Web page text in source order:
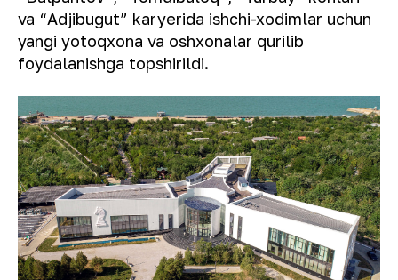
va “Adjibugut” karyerida ishchi-xodimlar uchun
yangi yotoqxona va oshxonalar qurilib
foydalanishga topshirildi.